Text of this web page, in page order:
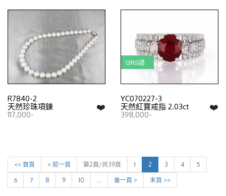
R7840-2
❤️
天然珍珠項鍊
117,000-
GRS證
YC070227-3
❤️
天然紅寶戒指 2.03ct
398,000-
<< 首頁 < 前一頁 第2頁/共39頁 1 2 3 4 5
6 7 8 9 10 … 後一頁 > 末頁 >>